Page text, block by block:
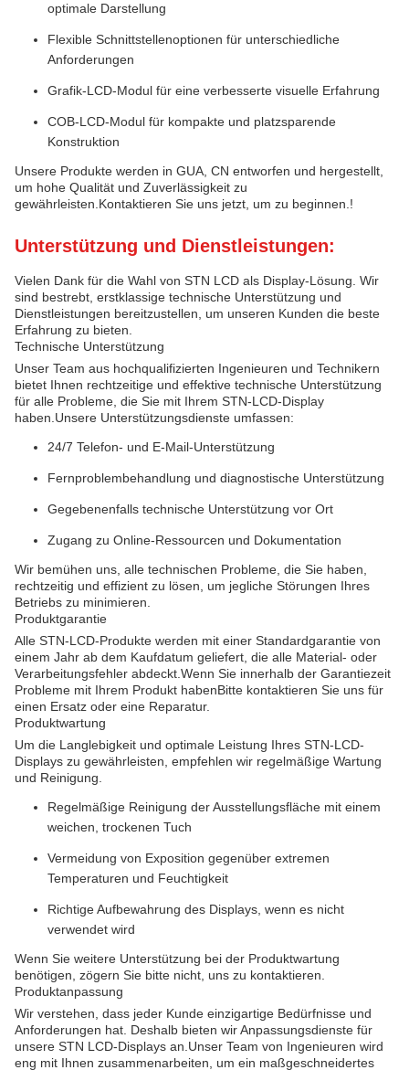
optimale Darstellung
Flexible Schnittstellenoptionen für unterschiedliche
Anforderungen
Grafik-LCD-Modul für eine verbesserte visuelle Erfahrung
COB-LCD-Modul für kompakte und platzsparende
Konstruktion
Unsere Produkte werden in GUA, CN entworfen und hergestellt,
um hohe Qualität und Zuverlässigkeit zu
gewährleisten.Kontaktieren Sie uns jetzt, um zu beginnen.!
Unterstützung und Dienstleistungen:
Vielen Dank für die Wahl von STN LCD als Display-Lösung. Wir
sind bestrebt, erstklassige technische Unterstützung und
Dienstleistungen bereitzustellen, um unseren Kunden die beste
Erfahrung zu bieten.
Technische Unterstützung
Unser Team aus hochqualifizierten Ingenieuren und Technikern
bietet Ihnen rechtzeitige und effektive technische Unterstützung
für alle Probleme, die Sie mit Ihrem STN-LCD-Display
haben.Unsere Unterstützungsdienste umfassen:
24/7 Telefon- und E-Mail-Unterstützung
Fernproblembehandlung und diagnostische Unterstützung
Gegebenenfalls technische Unterstützung vor Ort
Zugang zu Online-Ressourcen und Dokumentation
Wir bemühen uns, alle technischen Probleme, die Sie haben,
rechtzeitig und effizient zu lösen, um jegliche Störungen Ihres
Betriebs zu minimieren.
Produktgarantie
Alle STN-LCD-Produkte werden mit einer Standardgarantie von
einem Jahr ab dem Kaufdatum geliefert, die alle Material- oder
Verarbeitungsfehler abdeckt.Wenn Sie innerhalb der Garantiezeit
Probleme mit Ihrem Produkt habenBitte kontaktieren Sie uns für
einen Ersatz oder eine Reparatur.
Produktwartung
Um die Langlebigkeit und optimale Leistung Ihres STN-LCD-
Displays zu gewährleisten, empfehlen wir regelmäßige Wartung
und Reinigung.
Regelmäßige Reinigung der Ausstellungsfläche mit einem
weichen, trockenen Tuch
Vermeidung von Exposition gegenüber extremen
Temperaturen und Feuchtigkeit
Richtige Aufbewahrung des Displays, wenn es nicht
verwendet wird
Wenn Sie weitere Unterstützung bei der Produktwartung
benötigen, zögern Sie bitte nicht, uns zu kontaktieren.
Produktanpassung
Wir verstehen, dass jeder Kunde einzigartige Bedürfnisse und
Anforderungen hat. Deshalb bieten wir Anpassungsdienste für
unsere STN LCD-Displays an.Unser Team von Ingenieuren wird
eng mit Ihnen zusammenarbeiten, um ein maßgeschneidertes